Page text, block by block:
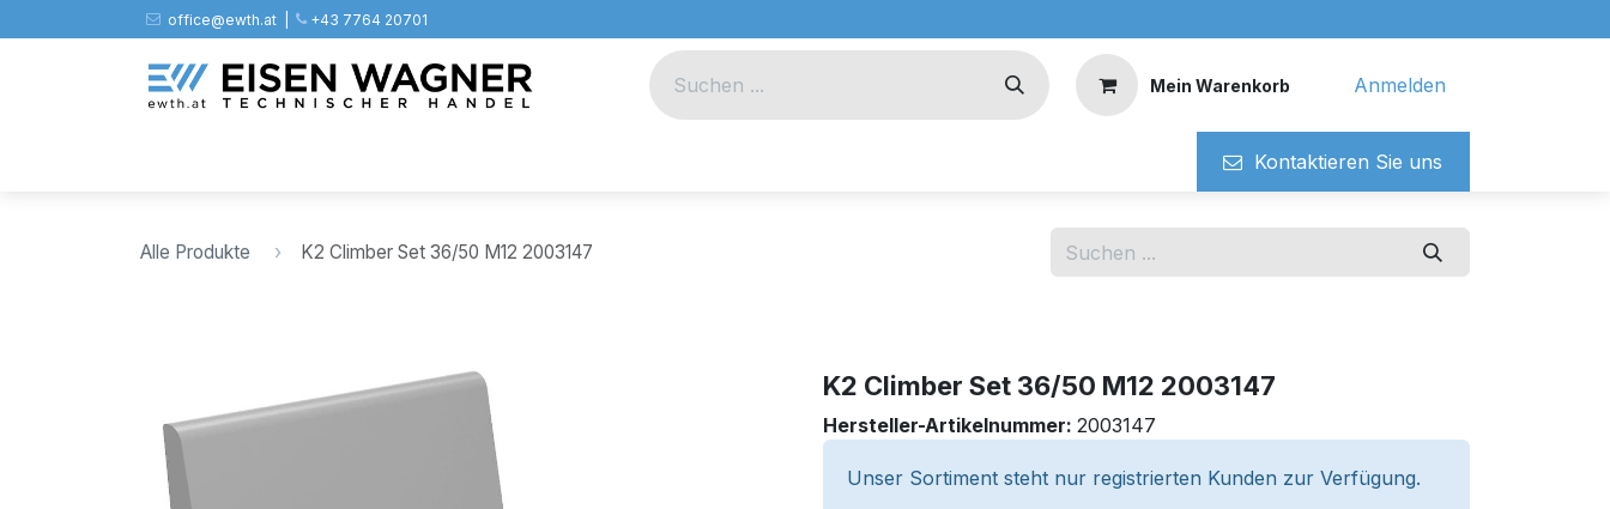
Zum Inhalt springenoffice@ewth.at | ​​​ +43 7764 20701
Mein Warenkorb Anmelden
Kontaktieren ​​Si​​e uns
Alle Produkte K2 Climber Set 36/50 M12 2003147
K2 Climber Set 36/50 M12 2003147
Hersteller-Artikelnummer: 2003147
Unser Sortiment steht nur registrierten Kunden zur Verfügung.